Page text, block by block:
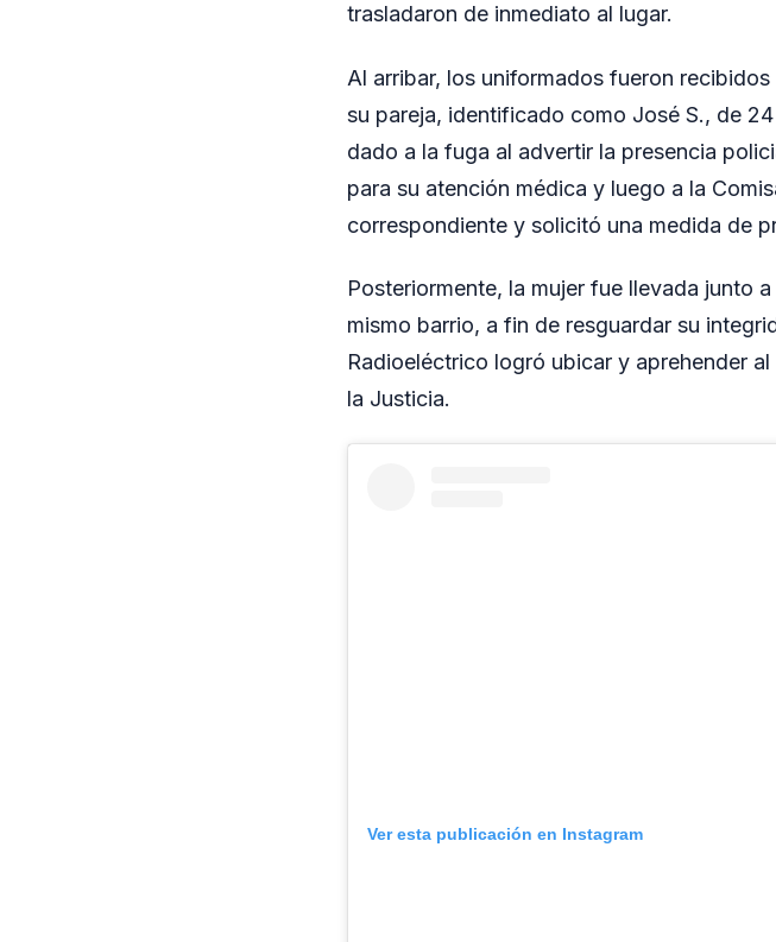
trasladaron de inmediato al lugar.
Al arribar, los uniformados fueron
su pareja, identificado como José S., de
dado a la fuga al advertir la presencia
para su atención médica y luego a la
correspondiente y solicitó una medida de
Posteriormente, la mujer fue llevada junto
mismo barrio, a fin de resguardar su
Radioeléctrico logró ubicar y aprehender
la Justicia.
Ver esta publicación en Instagram